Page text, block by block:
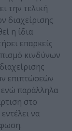
την τελική
διαχείρισης
η ίδια
επαρκείς
κινδύνων
επιπτώσεών
ενώ παράλληλα
στο
να